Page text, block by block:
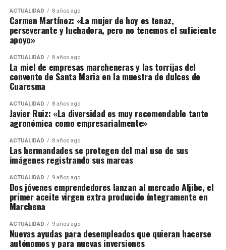
ACTUALIDAD 8 años ago
Carmen Martínez: «La mujer de hoy es tenaz,
perseverante y luchadora, pero no tenemos el suficiente
apoyo»
ACTUALIDAD 8 años ago
La miel de empresas marcheneras y las torrijas del
convento de Santa Maria en la muestra de dulces de
Cuaresma
ACTUALIDAD 8 años ago
Javier Ruiz: «La diversidad es muy recomendable tanto
agronómica como empresarialmente»
ACTUALIDAD 8 años ago
Las hermandades se protegen del mal uso de sus
imágenes registrando sus marcas
ACTUALIDAD 9 años ago
Dos jóvenes emprendedores lanzan al mercado Aljibe, el
primer aceite virgen extra producido íntegramente en
Marchena
ACTUALIDAD 9 años ago
Nuevas ayudas para desempleados que quieran hacerse
autónomos y para nuevas inversiones